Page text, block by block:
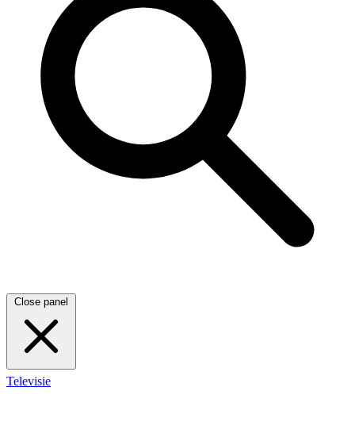
Close panel
Televisie